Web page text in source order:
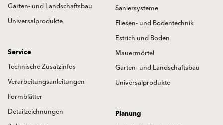
Garten- und Landschaftsbau
Universalprodukte
Saniersysteme
Fliesen- und Bodentechnik
Estrich und Boden
Mauermörtel
Garten- und Landschaftsbau
Universalprodukte
Service
Technische Zusatzinfos
Verarbeitungsanleitungen
Formblätter
Detailzeichnungen
Planung